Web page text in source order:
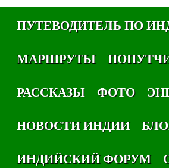
ПУТЕВОДИТЕЛЬ ПО
МАРШРУТЫ
РАССКАЗЫ
ФОТО
НОВОСТИ ИНДИИ
ИНДИЙСКИЙ ФОРУМ